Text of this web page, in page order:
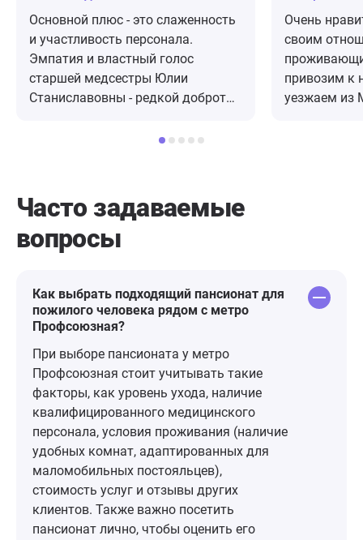
Основной плюс - это слаженность
и участливость персонала.
Эмпатия и властный голос
старшей медсестры Юлии
Станиславовны - редкой доброты
красавицы. Улыбчивые сиделки,
администратор Екатерина. Очень
приятное расположение почти в
центре Москвы в одном из
корпусов действующего
здание, отсутствие современного
ремонта (для москвы) и
кондиционеров. Присутствует
удручающая обстановка бессилия
и билета в один конец, но
вероятно это потому что вокруг
одни старики и нет спонсорской
поддержки. Несмотря на все
пессимистичные мысли, огромная
благодарность персоналу,
руководству и отдельная - Юлии
Станиславовне!🌷
Очень
своим
привозим к
уезжаем из
после
лучше!
Часто задаваемые
вопросы
Как выбрать подходящий пансионат для
пожилого человека рядом с метро
Профсоюзная?
При выборе пансионата у метро
Профсоюзная стоит учитывать такие
факторы, как уровень ухода, наличие
квалифицированного медицинского
персонала, условия проживания (наличие
удобных комнат, адаптированных для
маломобильных постояльцев),
стоимость услуг и отзывы других
клиентов. Также важно посетить
пансионат лично, чтобы оценить его